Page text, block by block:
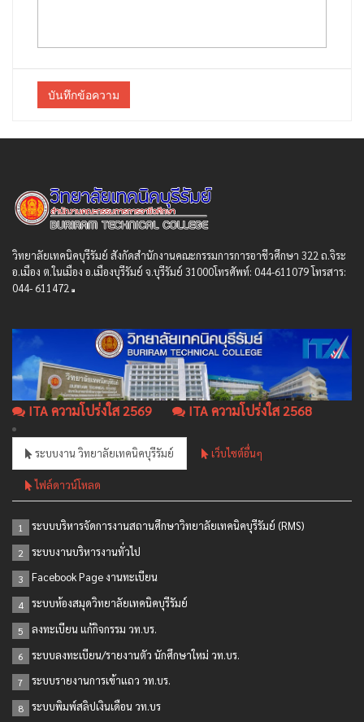
บันทึกข้อความ
วิทยาลัยเทคนิคบุรีรัมย์ สังกัดสํานักงานคณะกรรมการการอาชีวศึกษา 322 ถ.จิระ
อ.เมือง ต.ในเมือง อ.เมืองบุรีรัมย์ จ.บุรีรัมย์ 31000โทรศัพท์: 044-611079 โทรสาร:
044- 611472
ITA ความโปร่งใส 2569 ITA ความโปร่งใส 2568
ระบบงาน วิทยาลัยเทคนิคบุรีรัมย์ เว็บไซต์อื่นๆ
ไฟล์ดาวน์โหลด
1 ระบบบริหารจัดการงานสถานศึกษาวิทยาลัยเทคนิคบุรีรัมย์ (RMS)
2 ระบบงานบริหารงานทั่วไป
3 Facebook Page งานทะเบียน
4 ระบบห้องสมุดวิทยาลัยเทคนิคบุรีรัมย์
5 ลงทะเบียน แก้กิจกรรม วท.บร.
6 ระบบลงทะเบียน/รายงานตัว นักศึกษาใหม่ วท.บร.
7 ระบบรายงานการเข้าแถว วท.บร.
8 ระบบพิมพ์สลิปเงินเดือน วท.บร